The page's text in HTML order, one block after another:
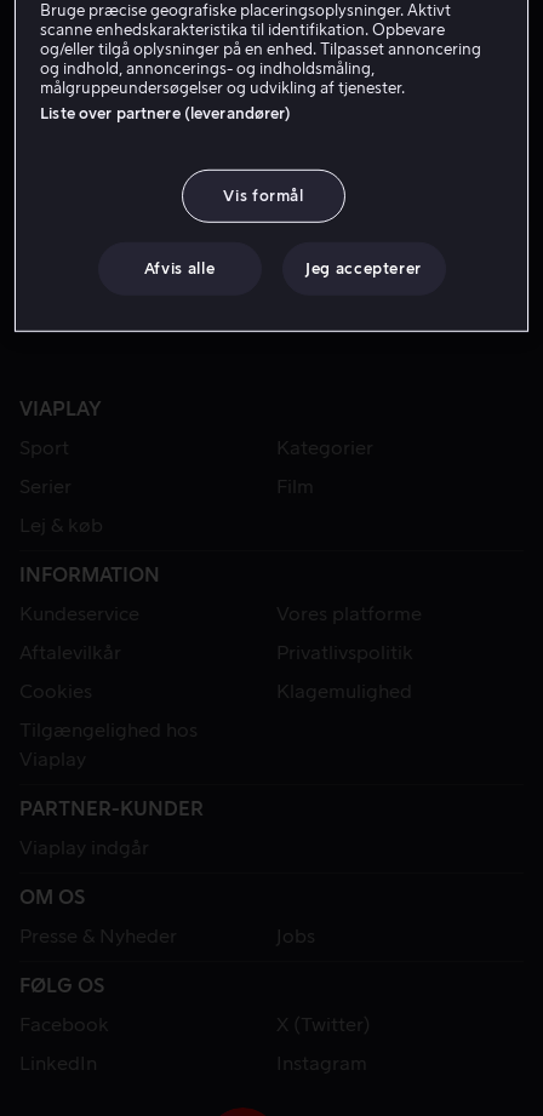
VIAPLAY
Sport
Kategorier
Serier
Film
Lej & køb
INFORMATION
Kundeservice
Vores platforme
Aftalevilkår
Privatlivspolitik
Cookies
Klagemulighed
Tilgængelighed hos
Viaplay
PARTNER-KUNDER
Viaplay indgår
OM OS
Presse & Nyheder
Jobs
FØLG OS
Facebook
X (Twitter)
LinkedIn
Instagram
Bruge præcise geografiske placeringsoplysninger. Aktivt
scanne enhedskarakteristika til identifikation. Opbevare
og/eller tilgå oplysninger på en enhed. Tilpasset annoncering
og indhold, annoncerings- og indholdsmåling,
målgruppeundersøgelser og udvikling af tjenester.
Liste over partnere (leverandører)
Vis formål
Afvis alle Jeg accepterer